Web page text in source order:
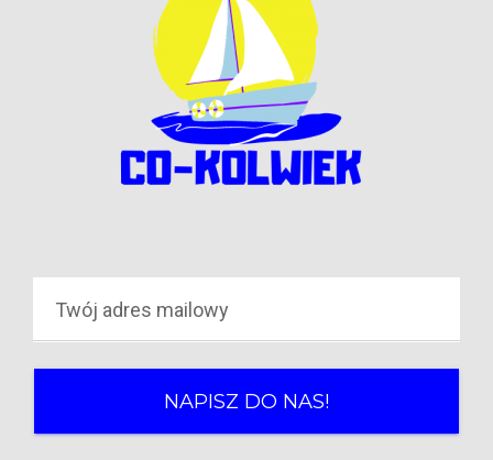
NAPISZ DO NAS!